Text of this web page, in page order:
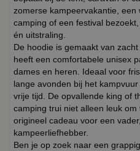
zomerse kampeervakantie, een
camping of een festival
én uitstraling.
De hoodie is gemaakt van
heeft een comfortabele unisex
dames en heren. Ideaal voor
lange avonden bij het
vrije tijd. De opvallende king of
camping trui niet alleen leuk
origineel cadeau voor een
kampeerliefhebber.
Ben je op zoek naar een